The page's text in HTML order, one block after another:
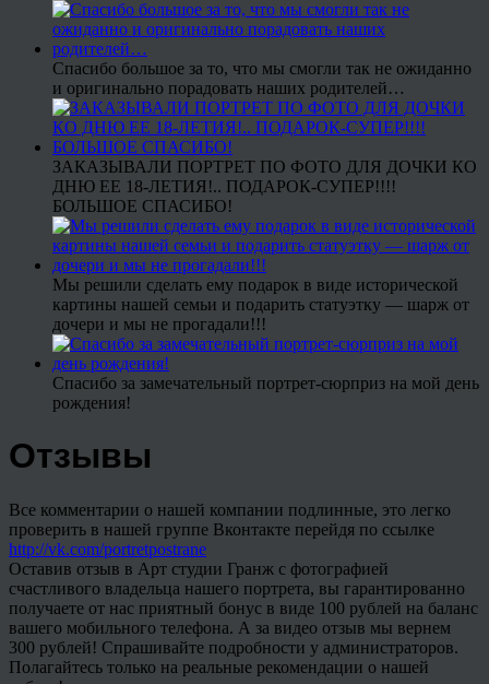
Спасибо большое за то, что мы смогли так не ожиданно
и оригинально порадовать наших родителей…
ЗАКАЗЫВАЛИ ПОРТРЕТ ПО ФОТО ДЛЯ ДОЧКИ КО
ДНЮ ЕЕ 18-ЛЕТИЯ!.. ПОДАРОК-СУПЕР!!!!
БОЛЬШОЕ СПАСИБО!
Мы решили сделать ему подарок в виде исторической
картины нашей семьи и подарить статуэтку — шарж от
дочери и мы не прогадали!!!
Спасибо за замечательный портрет-сюрприз на мой день
рождения!
Отзывы
Все комментарии о нашей компании подлинные, это легко
проверить в нашей группе Вконтакте перейдя по ссылке
http://vk.com/portretpostrane
Оставив отзыв в Арт студии Гранж с фотографией
счастливого владельца нашего портрета, вы гарантированно
получаете от нас приятный бонус в виде 100 рублей на баланс
вашего мобильного телефона. А за видео отзыв мы вернем
300 рублей! Спрашивайте подробности у администраторов.
Полагайтесь только на реальные рекомендации о нашей